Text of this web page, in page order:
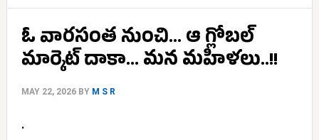
ఓ వారసంత నుంచి… ఆ గ్లోబల్
మార్కెట్ దాకా… మన మహిళలు..!!
MAY 22, 2026BY M S R
.